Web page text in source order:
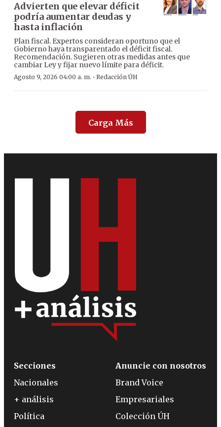
Advierten que elevar déficit
podría aumentar deudas y
hasta inflación
Plan fiscal. Expertos consideran oportuno que el
Gobierno haya transparentado el déficit fiscal.
Recomendación. Sugieren otras medidas antes que
cambiar Ley y fijar nuevo límite para déficit.
Agosto 9, 2026 04:00 a. m. · Redacción ÚH
Carga Más
Secciones
Nacionales
+ análisis
Política
Anuncie con nosotros
Brand Voice
Empresariales
Colección ÚH